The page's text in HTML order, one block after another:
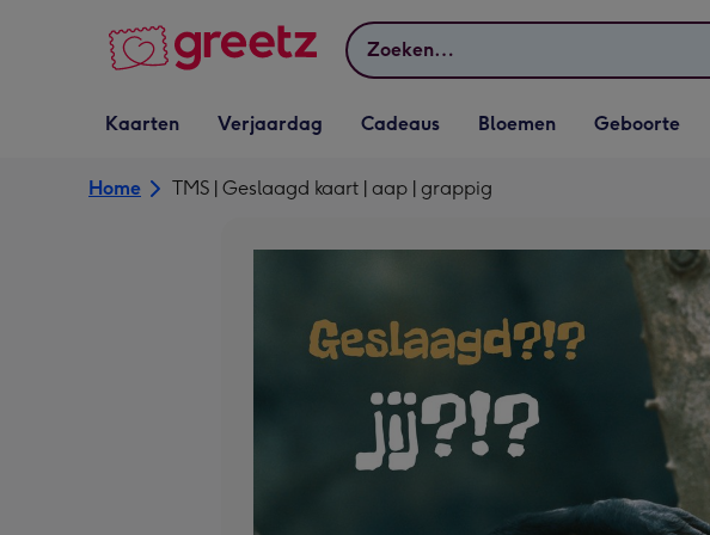
Zoeken
Vervolgkeuzelijst
Kaarten openen
Kaarten
Vervolgkeuzelijst
Verjaardag openen
Verjaardag
Vervolgkeuzelijst
Cadeaus openen
Cadeaus
Vervolgkeuzelijst
Bloemen openen
Bloemen
Vervolgkeuzelijst
Geboorte openen
Geboorte
Home TMS | Geslaagd kaart | aap | grappig